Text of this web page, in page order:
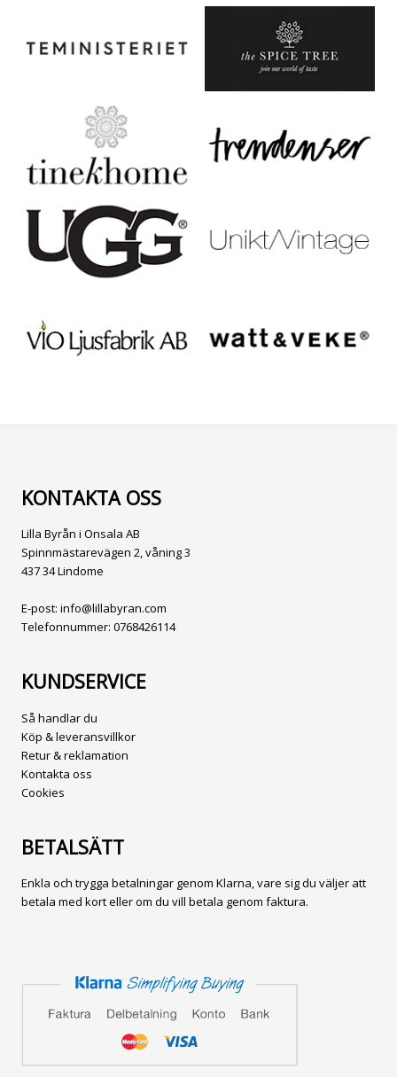
KONTAKTA OSS
Lilla Byrån i Onsala AB
Spinnmästarevägen 2, våning 3
437 34 Lindome
E-post: info@lillabyran.com
Telefonnummer: 0768426114
KUNDSERVICE
Så handlar du
Köp & leveransvillkor
Retur & reklamation
Kontakta oss
Cookies
BETALSÄTT
Enkla och trygga betalningar genom Klarna, vare sig du väljer att
betala med kort eller om du vill betala genom faktura.